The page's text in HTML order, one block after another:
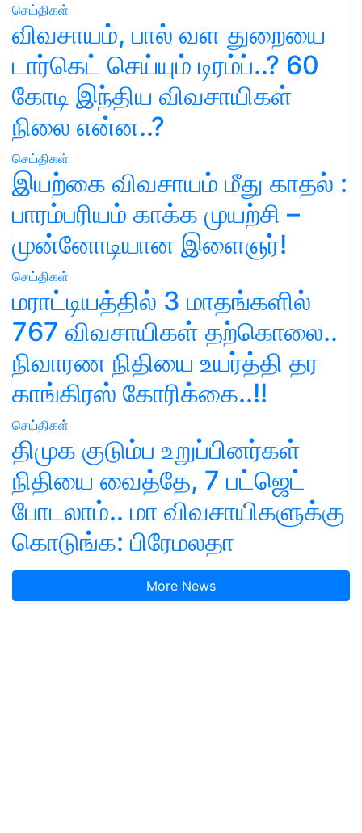
செய்திகள்
விவசாயம், பால் வள துறையை
டார்கெட் செய்யும் டிரம்ப்..? 60
கோடி இந்திய விவசாயிகள்
நிலை என்ன..?
செய்திகள்
இயற்கை விவசாயம் மீது காதல் :
பாரம்பரியம் காக்க முயற்சி –
முன்னோடியான இளைஞர்!
செய்திகள்
மராட்டியத்தில் 3 மாதங்களில்
767 விவசாயிகள் தற்கொலை..
நிவாரண நிதியை உயர்த்தி தர
காங்கிரஸ் கோரிக்கை..!!
செய்திகள்
திமுக குடும்ப உறுப்பினர்கள்
நிதியை வைத்தே, 7 பட்ஜெட்
போடலாம்.. மா விவசாயிகளுக்கு
கொடுங்க: பிரேமலதா
More News